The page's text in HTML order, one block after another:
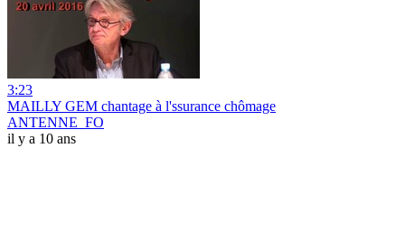
3:23
MAILLY GEM chantage à l'ssurance chômage
ANTENNE_FO
il y a 10 ans